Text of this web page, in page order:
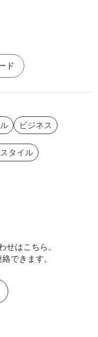
ド
ビジネス
タイル
せはこちら。
できます。